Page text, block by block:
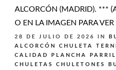
ALCORCÓN (MADRID). ***
O EN LA IMAGEN PARA
28 DE JULIO DE 2026 IN
ALCORCÓN
CHULETA
CALIDAD PLANCHA
CHULETAS CHULETONES